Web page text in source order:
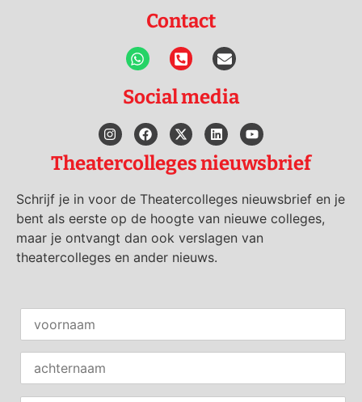
Contact
Social media
Theatercolleges nieuwsbrief
Schrijf je in voor de Theatercolleges nieuwsbrief en je
bent als eerste op de hoogte van nieuwe colleges,
maar je ontvangt dan ook verslagen van
theatercolleges en ander nieuws.